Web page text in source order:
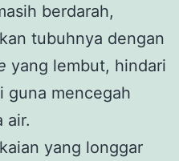
berdarah,
tubuhnya dengan
yang lembut, hindari
guna mencegah
air.
yang longgar